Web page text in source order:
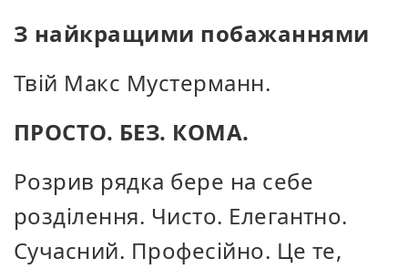
З найкращими побажаннями
Твій Макс Мустерманн.
ПРОСТО. БЕЗ. КОМА.
Розрив рядка бере на себе
розділення. Чисто. Елегантно.
Сучасний. Професійно. Це те,